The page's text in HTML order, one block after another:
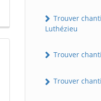
Trouver
Luthézieu
Trouver
Trouver